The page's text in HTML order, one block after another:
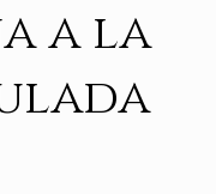
a la